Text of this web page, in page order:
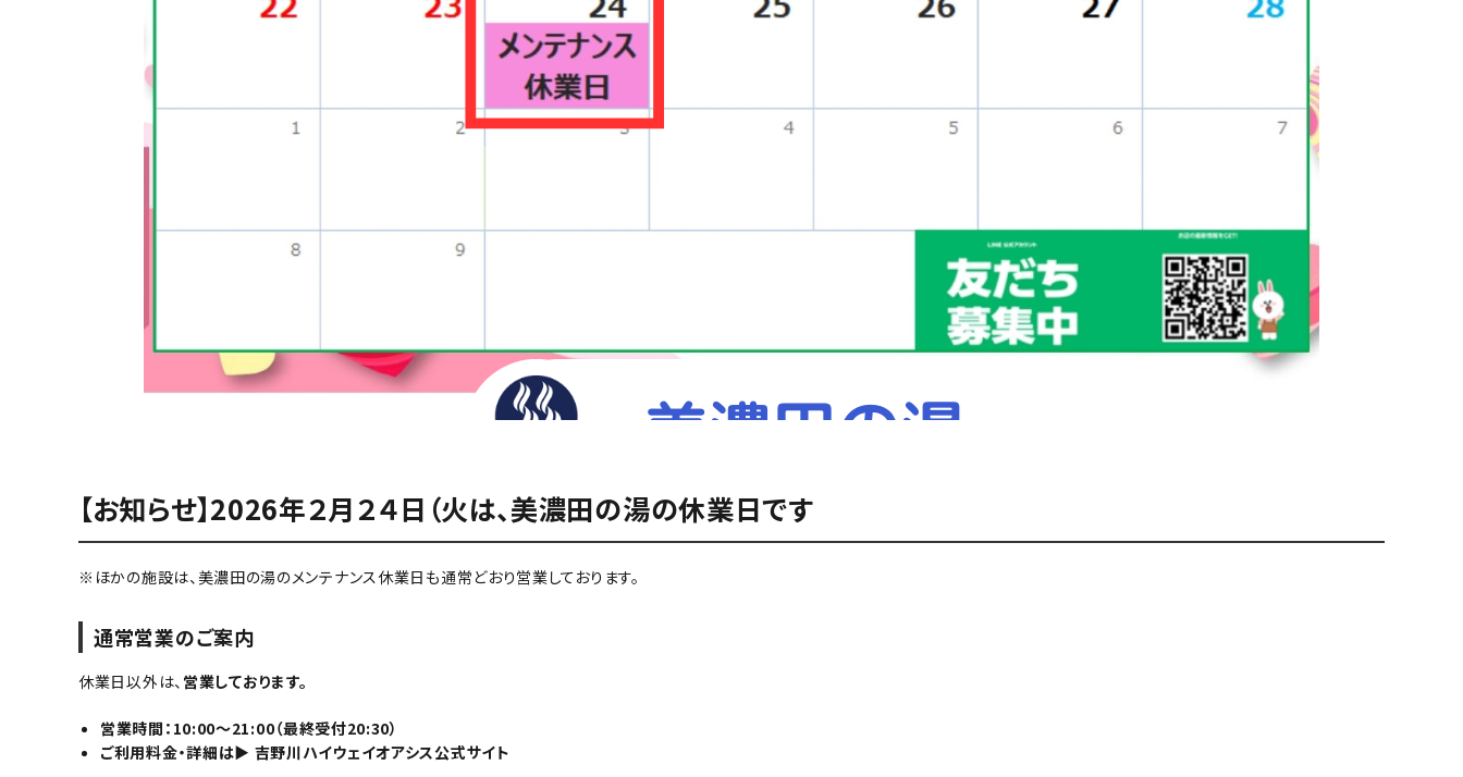
【お知らせ】2026年２月２４日（火は、美濃田の湯の休業日です
※ほかの施設は、美濃田の湯のメンテナンス休業日も通常どおり営業しております。
通常営業のご案内
休業日以外は、 営業しております。
営業時間： 10:00～21:00（最終受付20:30）
ご利用料金・詳細は▶ 吉野川ハイウェイオアシス公式サイト